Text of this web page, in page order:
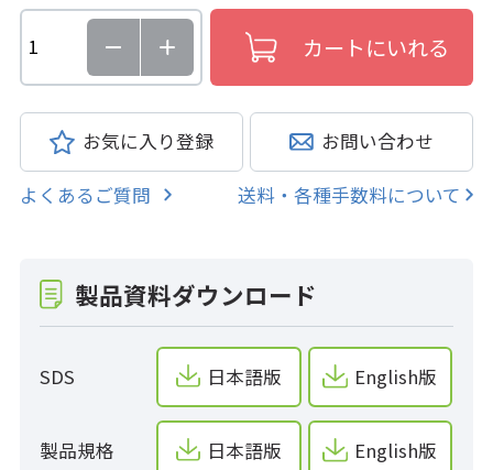
お気に入り登録 お問い合わせ
よくあるご質問 送料・各種手数料について
製品資料ダウンロード
SDS 日本語版 English版
製品規格 日本語版 English版